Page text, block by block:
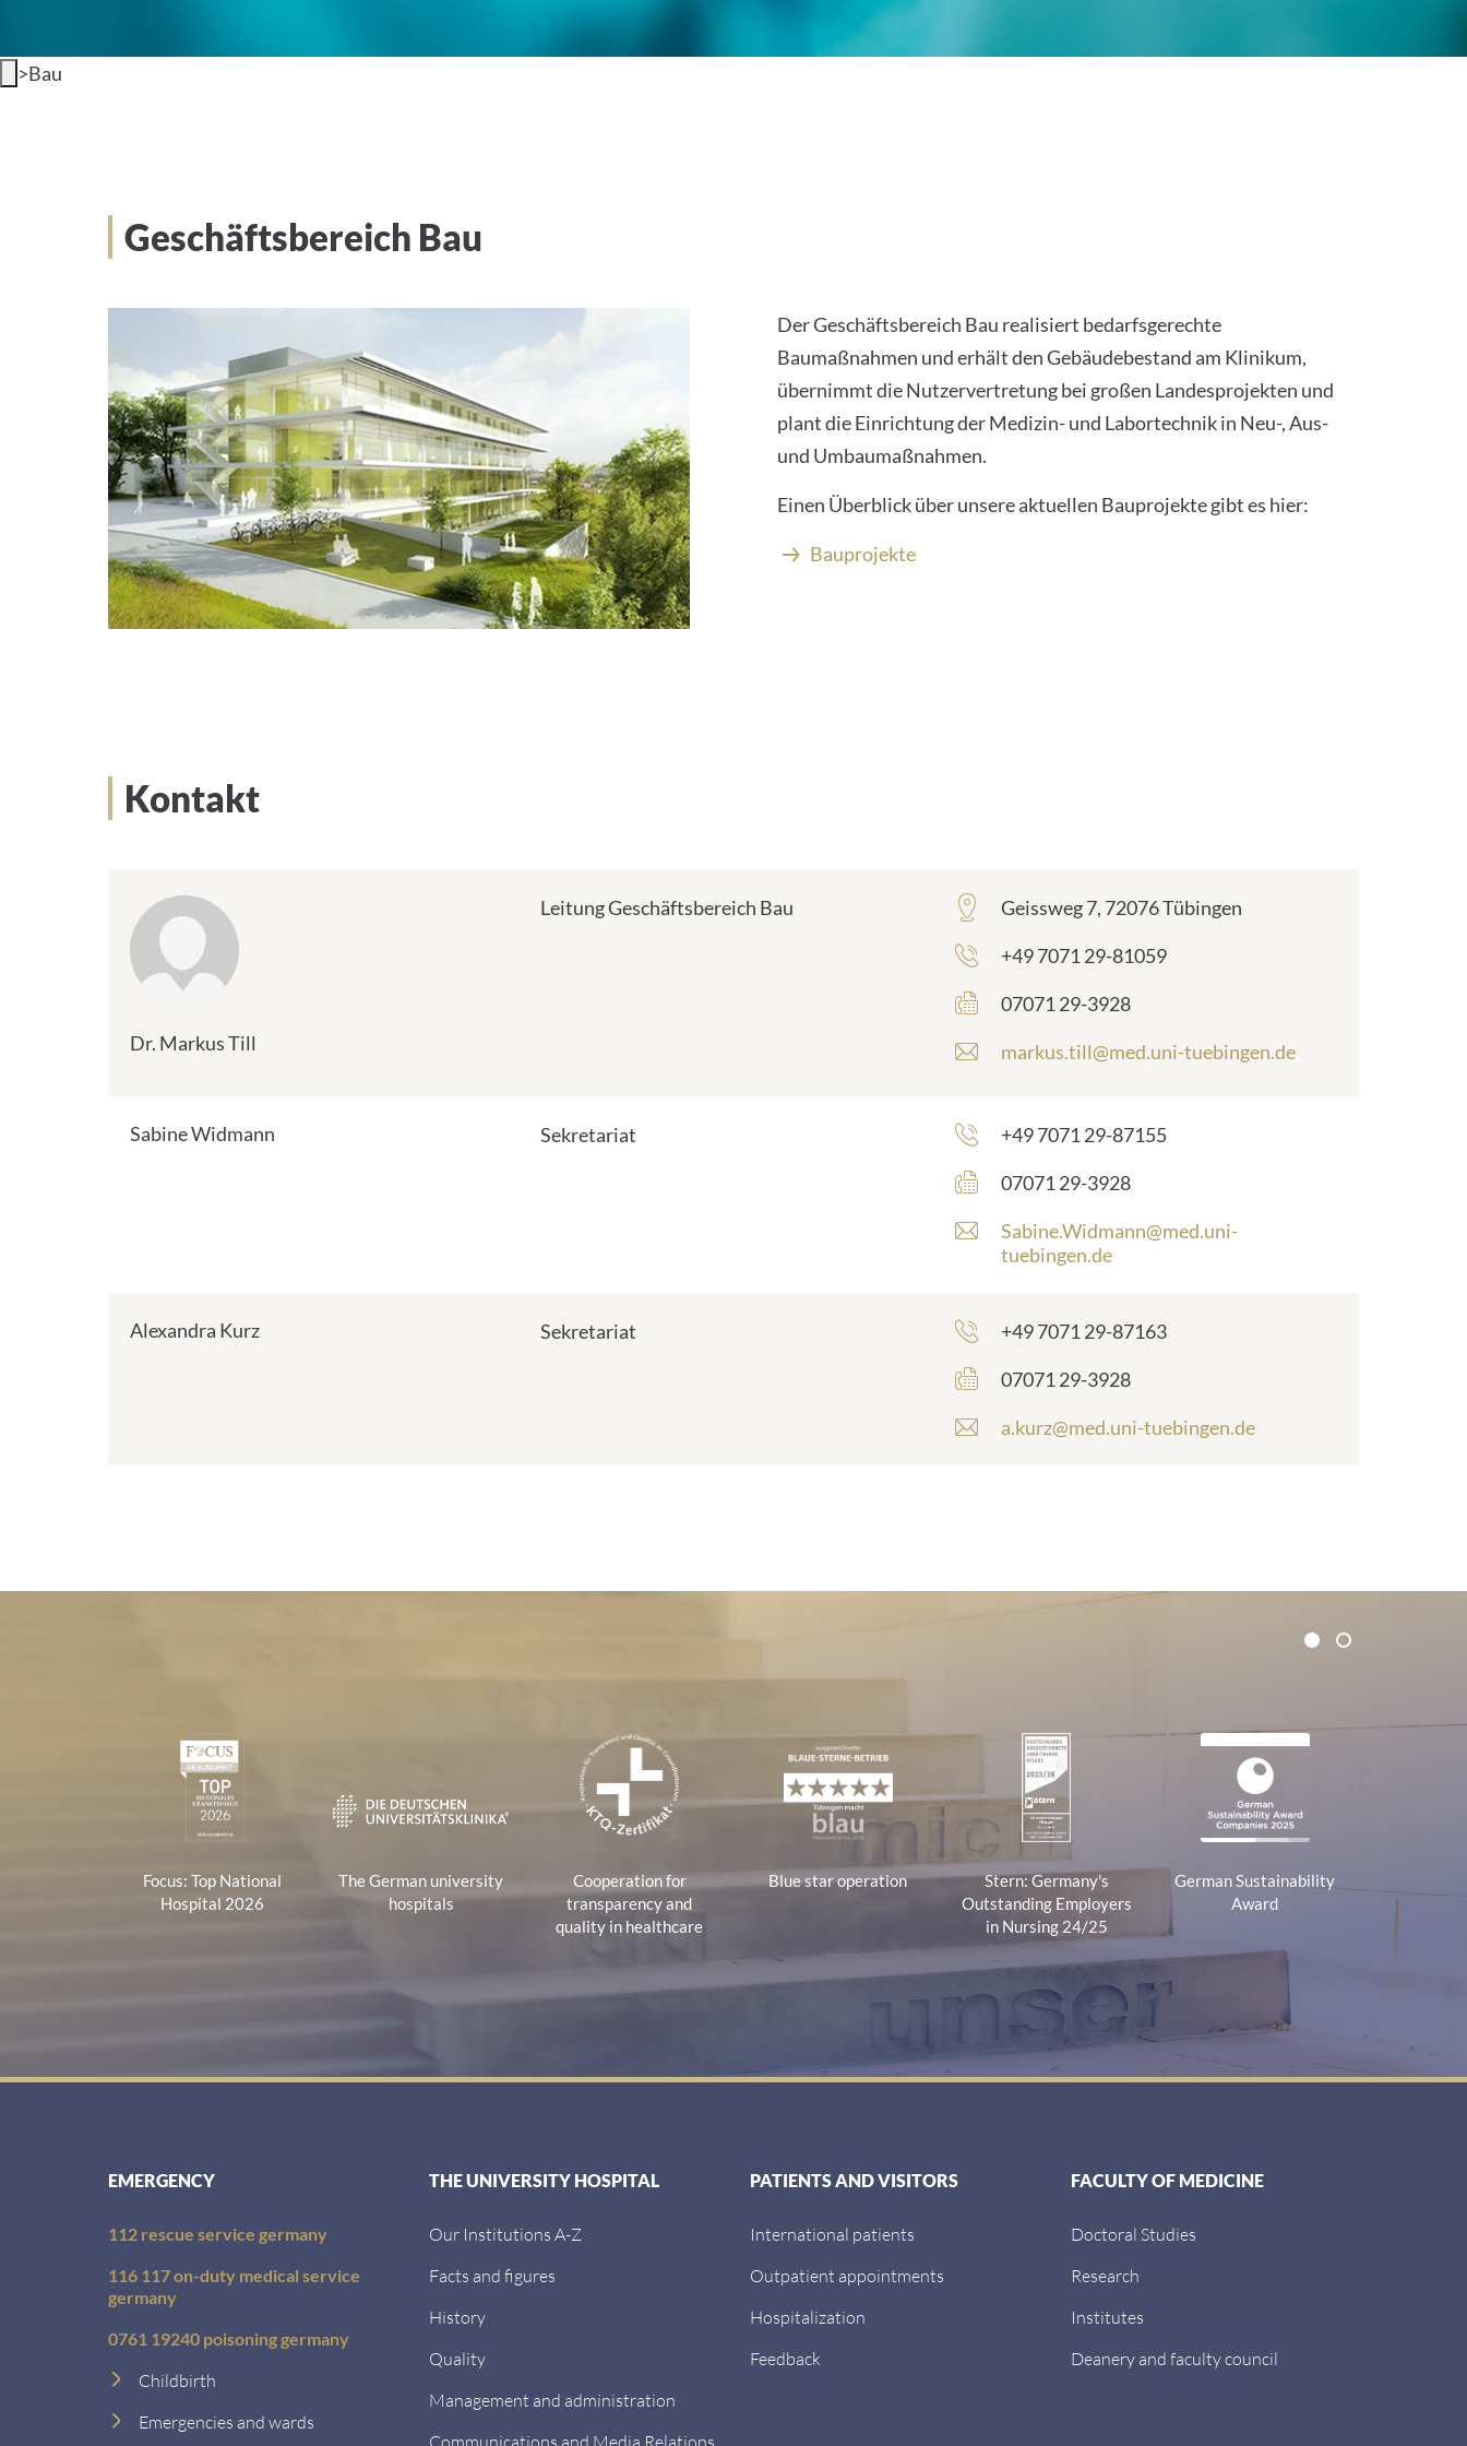
>Bau
Geschäftsbereich Bau
Der Geschäftsbereich Bau realisiert bedarfsgerechte
Baumaßnahmen und erhält den Gebäudebestand am Klinikum,
übernimmt die Nutzervertretung bei großen Landesprojekten und
plant die Einrichtung der Medizin- und Labortechnik in Neu-, Aus-
und Umbaumaßnahmen.
Einen Überblick über unsere aktuellen Bauprojekte gibt es hier:
Bauprojekte
Kontakt
Dr. Markus Till
Leitung Geschäftsbereich Bau Address:
Geissweg 7, 72076 Tübingen
Phone
+49 7071 29-81059
Fax
07071 29-3928
E
l
a
d
d
r
s
markus.till@med.uni-tuebingen.de
Sabine Widmann Sekretariat
Phone
+49 7071 29-87155
Fax
07071 29-3928
E
-
i
a
d
Sabine.Widmann@med.uni-
tuebingen.de
Alexandra Kurz Sekretariat
Phone
+49 7071 29-87163
Fax
07071 29-3928
E
d
a.kurz@med.uni-tuebingen.de
1 2
Focus: Top National
Hospital 2026
The German university
hospitals
Cooperation for
transparency and
quality in healthcare
Blue star operation
Stern: Germany's
Outstanding Employers
in Nursing 24/25
German Sustainability
Award
EMERGENCY
112 rescue service germany
116 117 on-duty medical service
germany
0761 19240 poisoning germany
Childbirth
Emergencies and wards
THE UNIVERSITY HOSPITAL
Our Institutions A-Z
Facts and figures
History
Quality
Management and administration
Communications and Media Relations
PATIENTS AND VISITORS
International patients
Outpatient appointments
Hospitalization
Feedback
FACULTY OF MEDICINE
Doctoral Studies
Research
Institutes
Deanery and faculty council